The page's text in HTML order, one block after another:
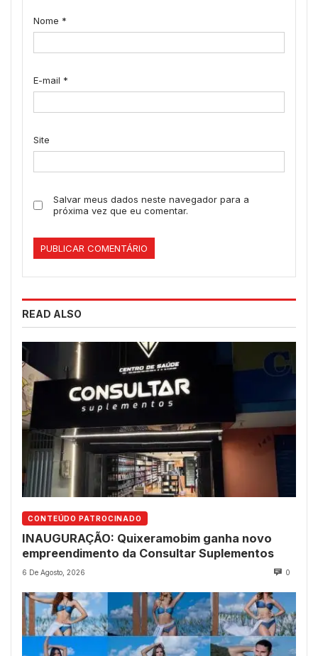
Nome *
E-mail *
Site
Salvar meus dados neste navegador para a
próxima vez que eu comentar.
READ ALSO
CONTEÚDO PATROCINADO
INAUGURAÇÃO: Quixeramobim ganha novo
empreendimento da Consultar Suplementos
6 De Agosto, 2026 0